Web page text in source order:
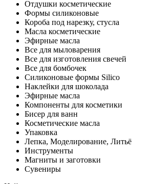
Отдушки косметические
Формы силиконовые
Короба под нарезку, стусла
Масла косметические
Эфирные масла
Все для мыловарения
Все для изготовления свечей
Все для бомбочек
Силиконовые формы Silico
Наклейки для шоколада
Эфирные масла
Компоненты для косметики
Бисер для ванн
Косметические масла
Упаковка
Лепка, Моделирование, Литьё
Инструменты
Магниты и заготовки
Сувениры